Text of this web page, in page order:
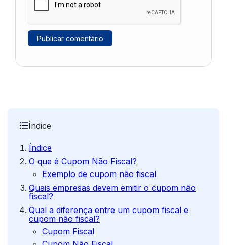
Índice
Índice
O que é Cupom Não Fiscal?
Exemplo de cupom não fiscal
Quais empresas devem emitir o cupom não
fiscal?
Qual a diferença entre um cupom fiscal e
cupom não fiscal?
Cupom Fiscal